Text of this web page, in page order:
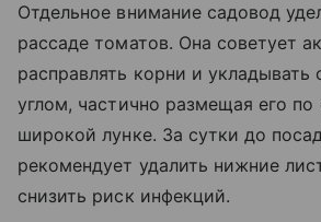
Отдельное внимание садовод
рассаде томатов. Она советует
расправлять корни и укладывать
углом, частично размещая его по
широкой лунке. За сутки до
рекомендует удалить нижние
снизить риск инфекций.